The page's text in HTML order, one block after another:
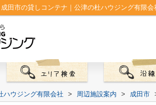
田市の貸しコンテナ｜公津の杜ハウジング有限会
ハウジング有限会社 > 周辺施設案内 > 成田市